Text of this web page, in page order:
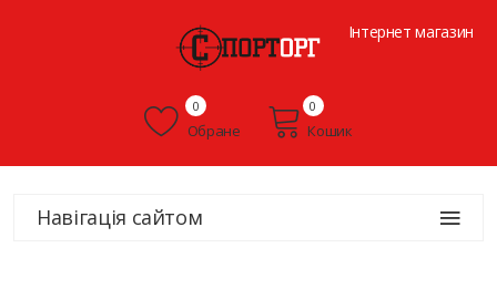
Інтернет магазин
Обране
0
Кошик
0
Навігація сайтом